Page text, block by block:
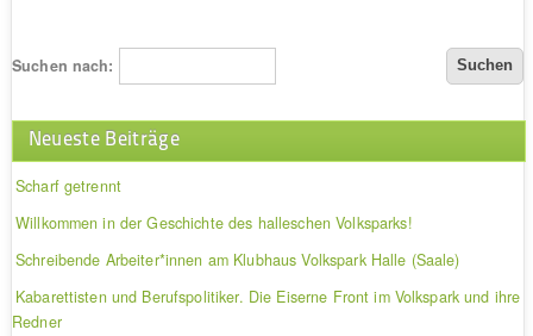
Suchen nach:
Neueste Beiträge
Scharf getrennt
Willkommen in der Geschichte des halleschen Volksparks!
Schreibende Arbeiter*innen am Klubhaus Volkspark Halle (Saale)
Kabarettisten und Berufspolitiker. Die Eiserne Front im Volkspark und ihre
Redner